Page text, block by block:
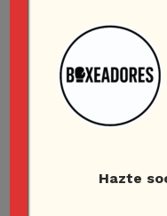
Hazte